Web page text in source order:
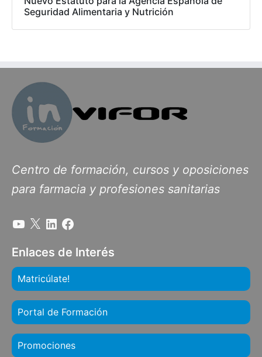
Seguridad Alimentaria y Nutrición
Centro de formación, cursos y oposiciones
para farmacia y profesiones sanitarias
Enlaces de Interés
Matricúlate!
Portal de Formación
Promociones